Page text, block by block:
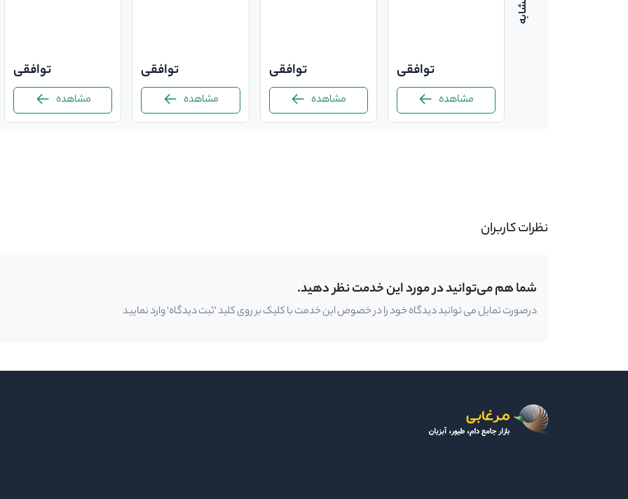
توافقی
مشاهده
توافقی
مشاهده
توافقی
مشاهده
توافقی
مشاهده
نظرات کاربران
شما هم می‌توانید در مورد این خدمت نظر دهید.
درصورت تمایل می توانید دیدگاه خود را در خصوص این خدمت با کلیک بر روی کلید 'ثبت دیدگاه' وارد نمایید